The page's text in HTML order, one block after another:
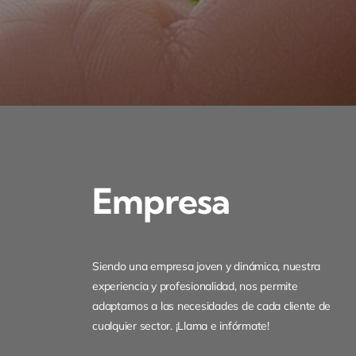
Empresa
Siendo una empresa joven y dinámica, nuestra
experiencia y profesionalidad, nos permite
adaptarnos a las necesidades de cada cliente de
cualquier sector. ¡Llama e infórmate!